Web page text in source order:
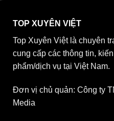
TOP XUYÊN VIỆT
Top Xuyên Việt là chuyên
cung cấp các thông tin,
phẩm/dịch vụ tại Việt Nam.
Đơn vị chủ quản: Công ty
Media